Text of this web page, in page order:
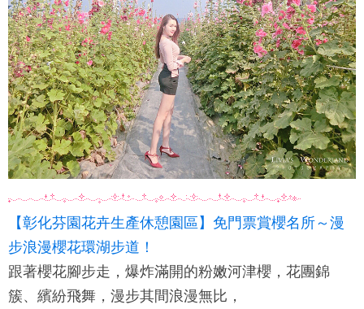
【彰化芬園花卉生產休憩園區】免門票賞櫻名所～漫
步浪漫櫻花環湖步道！
跟著櫻花腳步走，爆炸滿開的粉嫩河津櫻，花團錦
簇、繽紛飛舞，漫步其間浪漫無比，